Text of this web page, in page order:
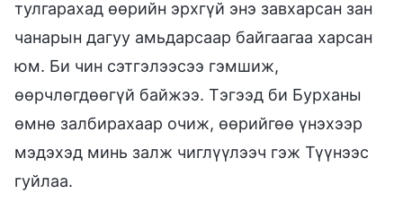
тулгарахад өөрийн эрхгүй энэ завхарсан зан
чанарын дагуу амьдарсаар байгаагаа харсан
юм. Би чин сэтгэлээсээ гэмшиж,
өөрчлөгдөөгүй байжээ. Тэгээд би Бурханы
өмнө залбирахаар очиж, өөрийгөө үнэхээр
мэдэхэд минь залж чиглүүлээч гэж Түүнээс
гуйлаа.